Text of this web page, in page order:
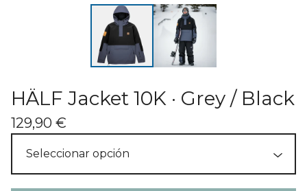
HÄLF Jacket 10K · Grey / Black
129,90 €